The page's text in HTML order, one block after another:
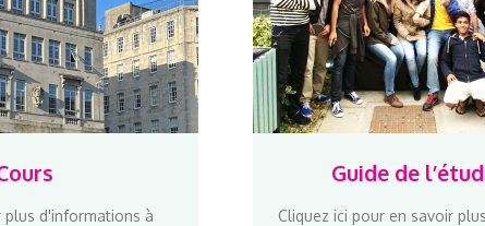
plus d'informations à
Guide de
Cliquez ici pour en savoir